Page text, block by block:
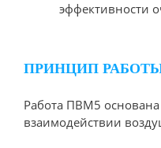
эффективности
ПРИНЦИП
Работа ПВМ5
взаимодействии